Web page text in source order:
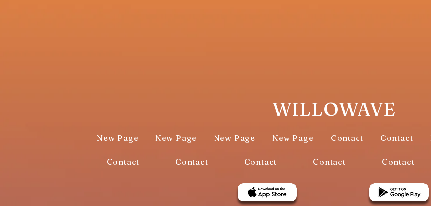
WILLOWAVE
New Page New Page New Page New Page Contact Contact
Contact Contact Contact Contact Contact